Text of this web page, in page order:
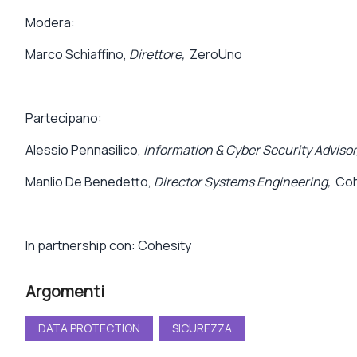
Modera:
Marco Schiaffino, Direttore, ZeroUno
Partecipano:
Alessio Pennasilico, Information & Cyber Security
Manlio De Benedetto, Director Systems Engineering,
In partnership con: Cohesity
Argomenti
DATA PROTECTION SICUREZZA